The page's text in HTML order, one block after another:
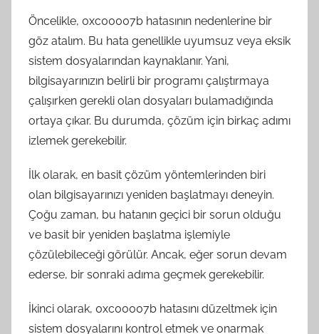
Öncelikle, 0xc00007b hatasının nedenlerine bir
göz atalım. Bu hata genellikle uyumsuz veya eksik
sistem dosyalarından kaynaklanır. Yani,
bilgisayarınızın belirli bir programı çalıştırmaya
çalışırken gerekli olan dosyaları bulamadığında
ortaya çıkar. Bu durumda, çözüm için birkaç adımı
izlemek gerekebilir.
İlk olarak, en basit çözüm yöntemlerinden biri
olan bilgisayarınızı yeniden başlatmayı deneyin.
Çoğu zaman, bu hatanın geçici bir sorun olduğu
ve basit bir yeniden başlatma işlemiyle
çözülebileceği görülür. Ancak, eğer sorun devam
ederse, bir sonraki adıma geçmek gerekebilir.
İkinci olarak, 0xc00007b hatasını düzeltmek için
sistem dosyalarını kontrol etmek ve onarmak